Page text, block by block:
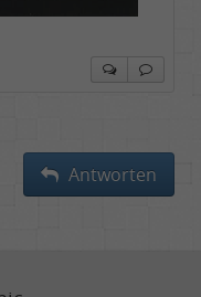
Antworten